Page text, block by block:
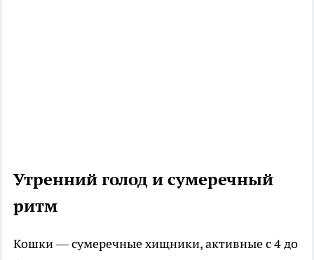
Утренний голод и сумеречный
ритм
Кошки — сумеречные хищники, активные с 4 до